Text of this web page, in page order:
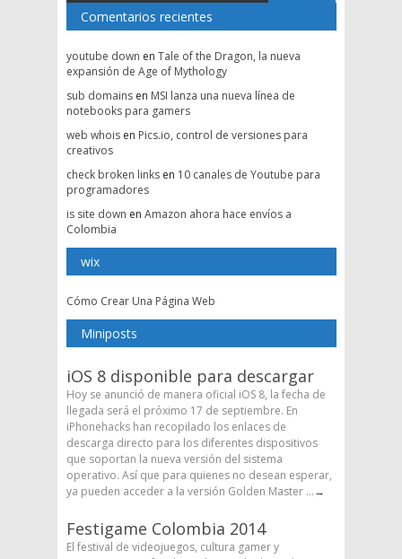
Comentarios recientes
youtube down en Tale of the Dragon, la nueva
expansión de Age of Mythology
sub domains en MSI lanza una nueva línea de
notebooks para gamers
web whois en Pics.io, control de versiones para
creativos
check broken links en 10 canales de Youtube para
programadores
is site down en Amazon ahora hace envíos a
Colombia
wix
Cómo Crear Una Página Web
Miniposts
iOS 8 disponible para descargar
Hoy se anunció de manera oficial iOS 8, la fecha de
llegada será el próximo 17 de septiembre. En
iPhonehacks han recopilado los enlaces de
descarga directo para los diferentes dispositivos
que soportan la nueva versión del sistema
operativo. Así que para quienes no desean esperar,
ya pueden acceder a la versión Golden Master ...→
Festigame Colombia 2014
El festival de videojuegos, cultura gamer y